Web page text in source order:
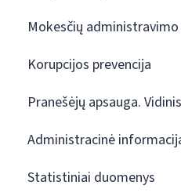
Mokesčių
Korupcijos prevencija
Pranešėjų apsauga.
Administracinė
Statistiniai duomenys